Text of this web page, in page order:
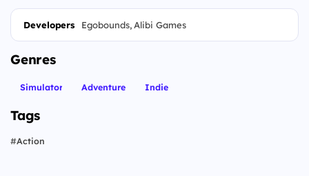
Developers Egobounds, Alibi Games
Genres
Simulator Adventure Indie
Tags
#Action